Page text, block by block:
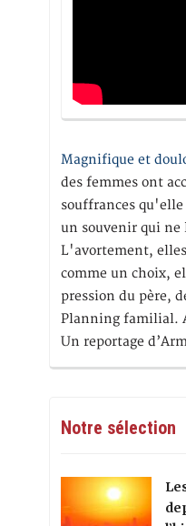
Magnifique et
des femmes ont
souffrances
un souvenir qui ne
L'avortement,
comme un choix,
pression du père,
Planning familial.
Un reportage
Notre sélection